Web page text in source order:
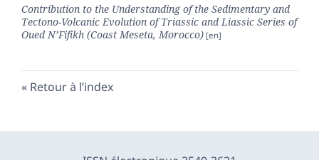
Contribution to the Understanding of the Sedimentary and
Tectono-Volcanic Evolution of Triassic and Liassic Series of
Oued N’Fifikh (Coast Meseta, Morocco)
Retour à l’index